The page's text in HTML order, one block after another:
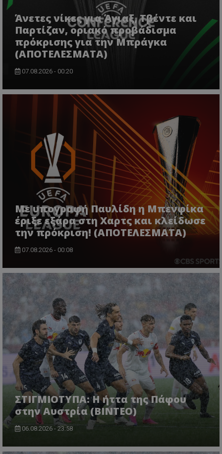
Άνετες νίκες για Άγιαξ, Τβέντε και
Παρτίζαν, οριακό προβάδισμα
πρόκρισης για την Μπράγκα
(ΑΠΟΤΕΛΕΣΜΑΤΑ)
07.08.2026 - 00:20
Με υπογραφή Παυλίδη η Μπενφίκα
έριξε εξάρα στη Χαρτς και κλείδωσε
την πρόκριση! (ΑΠΟΤΕΛΕΣΜΑΤΑ)
07.08.2026 - 00:08
ΣΤΙΓΜΙΟΤΥΠΑ: Η ήττα της Πάφου
στην Αυστρία (ΒΙΝΤΕΟ)
06.08.2026 - 23:58